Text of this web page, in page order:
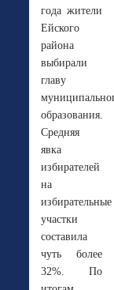
года жители
Ейского
района
выбирали
главу
образования.
Средняя
явка
избирателей
на
избирательные
участки
составила
чуть более
32%. По